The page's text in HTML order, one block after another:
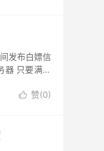
发布白嫖信
器 只要满足
 赞(0)